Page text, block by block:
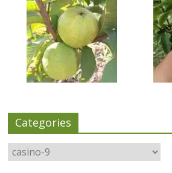
Categories
Categories